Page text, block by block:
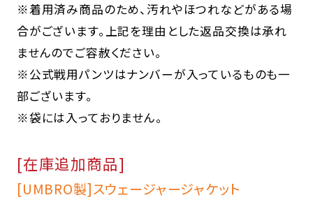
※着用済み商品のため、汚れやほつれなどがある場
合がございます。上記を理由とした返品交換は承れ
ませんのでご容赦ください。
※公式戦用パンツはナンバーが入っているものも一
部ございます。
※袋には入っておりません。
[在庫追加商品]
[UMBRO製]スウェージャージャケット